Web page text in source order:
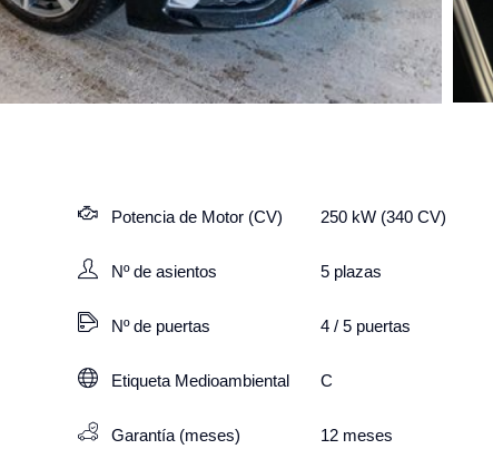
Potencia de Motor (CV) 250 kW (340 CV)
Nº de asientos 5 plazas
Nº de puertas 4 / 5 puertas
Etiqueta Medioambiental C
Garantía (meses) 12 meses